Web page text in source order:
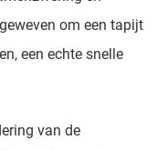
om een tapijt
een echte snelle
van de